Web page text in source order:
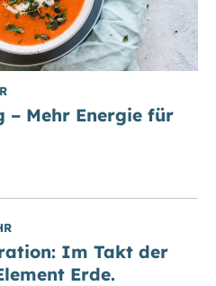
– Mehr Energie für
Im Takt der
Erde.